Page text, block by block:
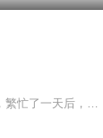
现下社会节奏日益加快，家庭、工作、学习、生活……快节奏的状态无不给人带来各种各样的压力，繁忙了一天后，关掉电脑，打开电台，闭上眼睛放松心情。我们的节目以声音夜读形式每周定期发布，希望能带给大家温暖的力量和鼓励。